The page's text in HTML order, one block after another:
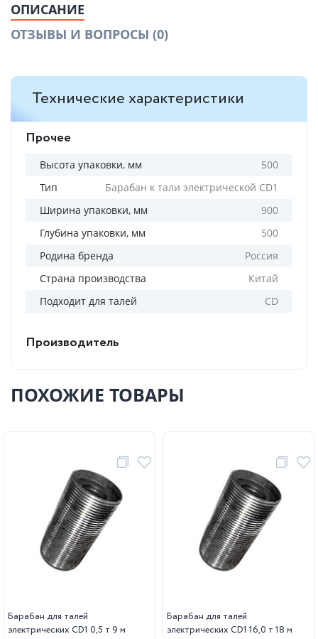
ОПИСАНИЕ
ОТЗЫВЫ И ВОПРОСЫ (0)
Технические характеристики
Прочее
Высота упаковки, мм
500
Тип
Барабан к тали электрической CD1
Ширина упаковки, мм
900
Глубина упаковки, мм
500
Родина бренда
Россия
Страна производства
Китай
Подходит для талей
CD
Производитель
ПОХОЖИЕ ТОВАРЫ
Барабан для талей
электрических CD1 0,5 т 9 м
Барабан для талей
электрических CD1 16,0 т 18 м